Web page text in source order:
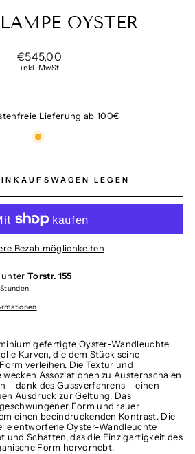
OYSTER
Normaler
Preis
€545,00
inkl. MwSt.
Lieferung ab 100€
LEGEN
Bezahlmöglichkeiten
unter Torstr. 155
gefertigte Oyster-Wandleuchte
Kurven, die dem Stück seine
verleihen. Die Textur und
Assoziationen zu Austernschalen
– dank des Gussverfahrens – einen
Ausdruck zur Geltung. Das
Form und rauer
einen beeindruckenden Kontrast. Die
entworfene Oyster-Wandleuchte
und Schatten, das die Einzigartigkeit des
Form hervorhebt.